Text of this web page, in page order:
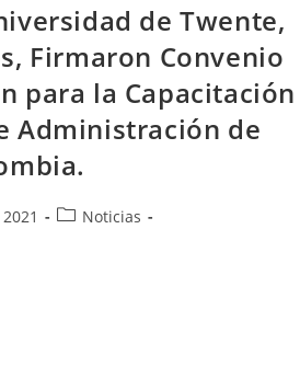
de Twente,
Firmaron Convenio
para la Capacitación
Administración de
Noticias